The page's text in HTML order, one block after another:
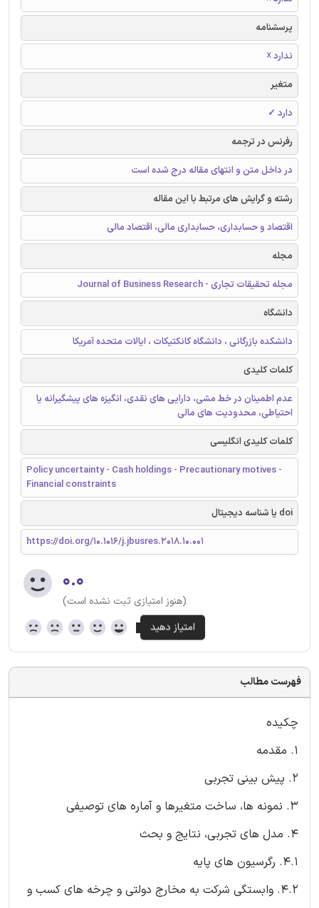
پرسشنامه
ندارد ☓
متغیر
دارد ✓
رفرنس در ترجمه
در داخل متن و انتهای مقاله درج شده است
رشته و گرایش های مرتبط با این مقاله
اقتصاد و حسابداری، حسابداری مالی، اقتصاد مالی
مجله
مجله تحقیقات تجاری - Journal of Business Research
دانشگاه
دانشکده بازرگانی ، دانشگاه کانکتیکات ، ایالات متحده آمریکا
کلمات کلیدی
عدم اطمینان در خط مشی، دارایی های نقدی، انگیزه های پیشگیرانه یا
احتیاطی، محدودیت های مالی
کلمات کلیدی انگلیسی
Policy uncertainty - Cash holdings - Precautionary motives -
Financial constraints
doi یا شناسه دیجیتال
https://doi.org/10.1016/j.jbusres.2018.10.001
۰.۰
(هنوز امتیازی ثبت نشده است)
فهرست مطالب
چکیده
۱. مقدمه
۲. پیش بینی تجربی
۳. نمونه ها، ساخت متغیرها و آماره های توصیفی
۴. مدل های تجربی، نتایج و بحث
4.1. رگرسیون های پایه
4.2. وابستگی شرکت به مخارج دولتی و چرخه های کسب و